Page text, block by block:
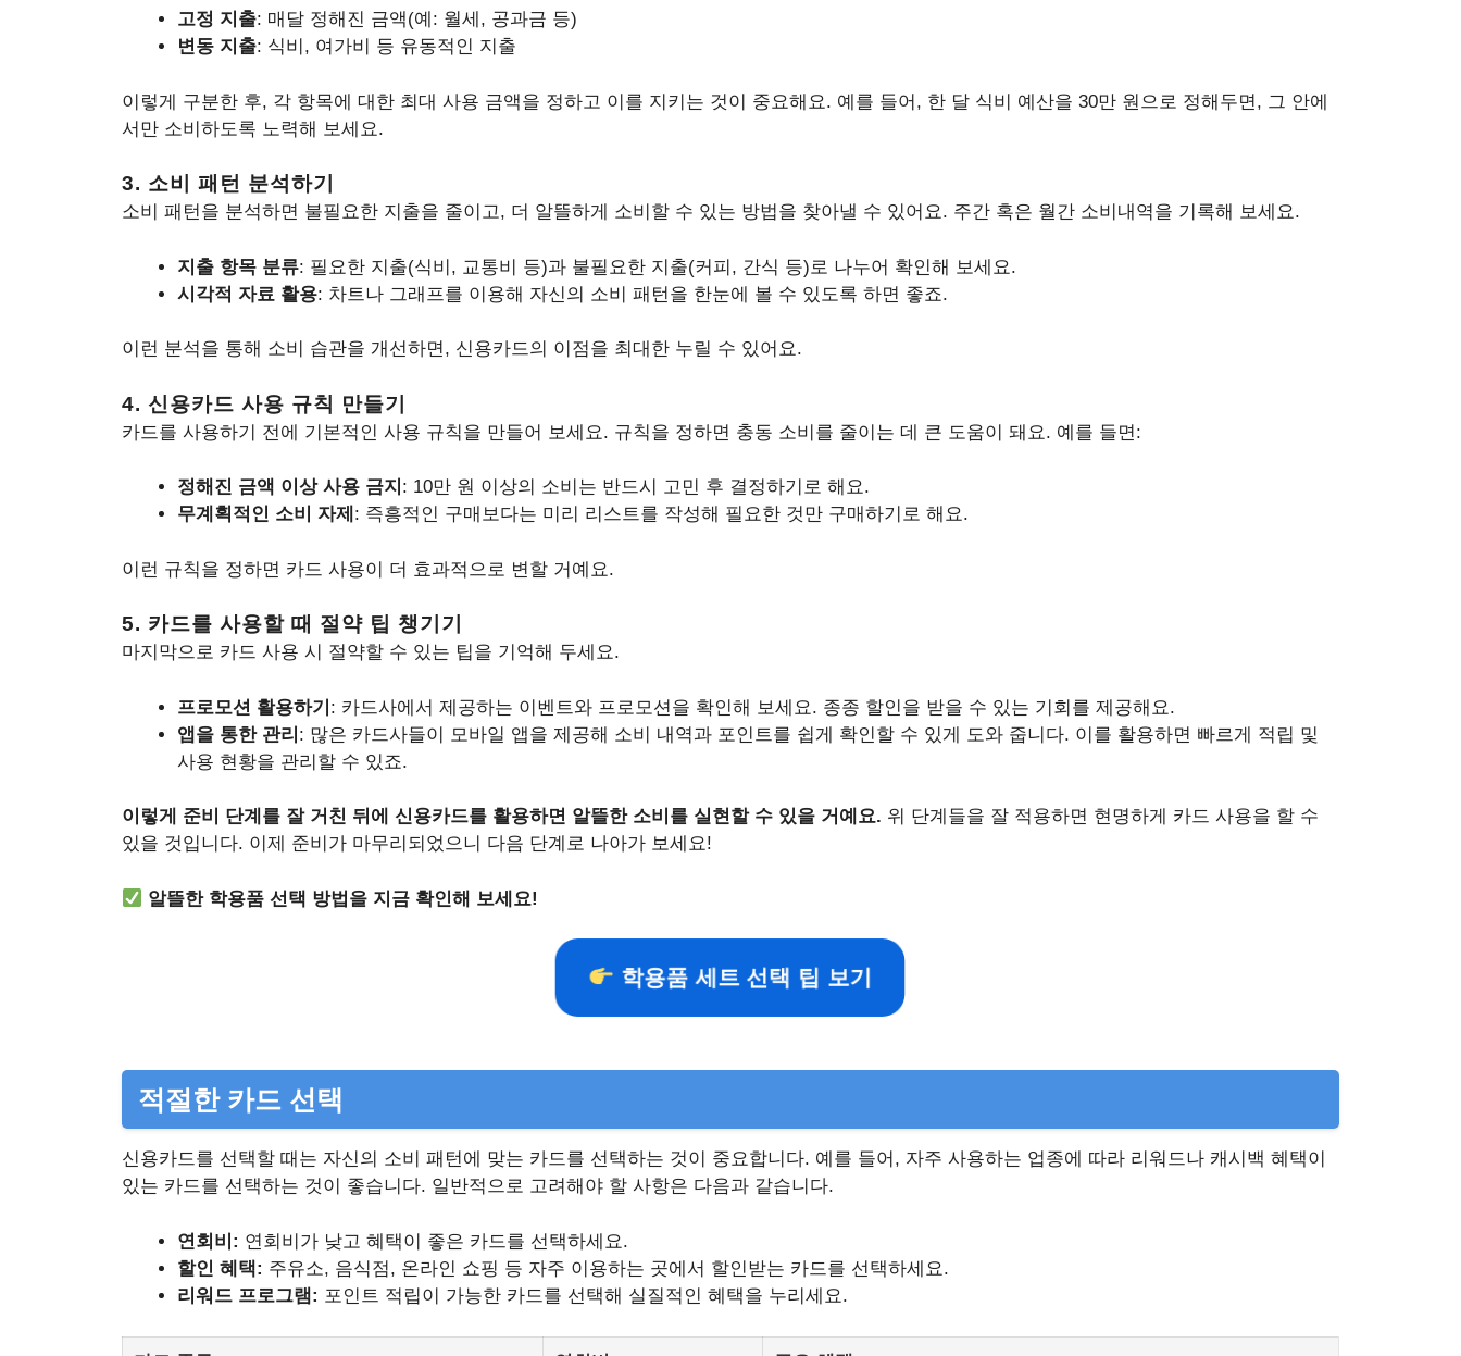
고정 지출: 매달 정해진 금액(예: 월세, 공과금 등)
변동 지출: 식비, 여가비 등 유동적인 지출
이렇게 구분한 후, 각 항목에 대한 최대 사용 금액을 정하고 이를 지키는 것이 중요해요. 예를 들어, 한 달 식비 예산을 30만 원으로 정해두면, 그 안에
서만 소비하도록 노력해 보세요.
3. 소비 패턴 분석하기
소비 패턴을 분석하면 불필요한 지출을 줄이고, 더 알뜰하게 소비할 수 있는 방법을 찾아낼 수 있어요. 주간 혹은 월간 소비내역을 기록해 보세요.
지출 항목 분류: 필요한 지출(식비, 교통비 등)과 불필요한 지출(커피, 간식 등)로 나누어 확인해 보세요.
시각적 자료 활용: 차트나 그래프를 이용해 자신의 소비 패턴을 한눈에 볼 수 있도록 하면 좋죠.
이런 분석을 통해 소비 습관을 개선하면, 신용카드의 이점을 최대한 누릴 수 있어요.
4. 신용카드 사용 규칙 만들기
카드를 사용하기 전에 기본적인 사용 규칙을 만들어 보세요. 규칙을 정하면 충동 소비를 줄이는 데 큰 도움이 돼요. 예를 들면:
정해진 금액 이상 사용 금지 : 10만 원 이상의 소비는 반드시 고민 후 결정하기로 해요.
무계획적인 소비 자제 : 즉흥적인 구매보다는 미리 리스트를 작성해 필요한 것만 구매하기로 해요.
이런 규칙을 정하면 카드 사용이 더 효과적으로 변할 거예요.
5. 카드를 사용할 때 절약 팁 챙기기
마지막으로 카드 사용 시 절약할 수 있는 팁을 기억해 두세요.
프로모션 활용하기 : 카드사에서 제공하는 이벤트와 프로모션을 확인해 보세요. 종종 할인을 받을 수 있는 기회를 제공해요.
앱을 통한 관리 : 많은 카드사들이 모바일 앱을 제공해 소비 내역과 포인트를 쉽게 확인할 수 있게 도와 줍니다. 이를 활용하면 빠르게 적립 및
사용 현황을 관리할 수 있죠.
이렇게 준비 단계를 잘 거친 뒤에 신용카드를 활용하면 알뜰한 소비를 실현할 수 있을 거예요. 위 단계들을 잘 적용하면 현명하게 카드 사용을 할 수
있을 것입니다. 이제 준비가 마무리되었으니 다음 단계로 나아가 보세요!
알뜰한 학용품 선택 방법을 지금 확인해 보세요!
학용품 세트 선택 팁 보기
적절한 카드 선택
신용카드를 선택할 때는 자신의 소비 패턴에 맞는 카드를 선택하는 것이 중요합니다. 예를 들어, 자주 사용하는 업종에 따라 리워드나 캐시백 혜택이
있는 카드를 선택하는 것이 좋습니다. 일반적으로 고려해야 할 사항은 다음과 같습니다.
연회비: 연회비가 낮고 혜택이 좋은 카드를 선택하세요.
할인 혜택: 주유소, 음식점, 온라인 쇼핑 등 자주 이용하는 곳에서 할인받는 카드를 선택하세요.
리워드 프로그램: 포인트 적립이 가능한 카드를 선택해 실질적인 혜택을 누리세요.